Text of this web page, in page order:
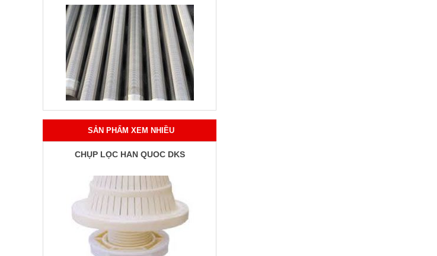
SẢN PHẨM XEM NHIỀU
CHỤP LỌC HÀN QUỐC DKS